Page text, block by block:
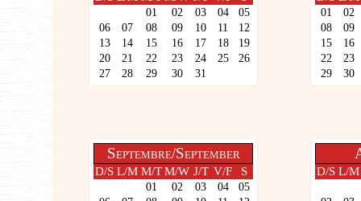
01
02 03 04
05
06
07 08 09 10 11
12
13
14 15 16 17 18
19
20
21 22 23 24 25
26
27
28 29 30 31
01
02
08
09
15
16
22
23
29
30
Septembre/September
D/S L/M M/TM/W J/T V/F
S
01
02 03 04
05
D/S L/M